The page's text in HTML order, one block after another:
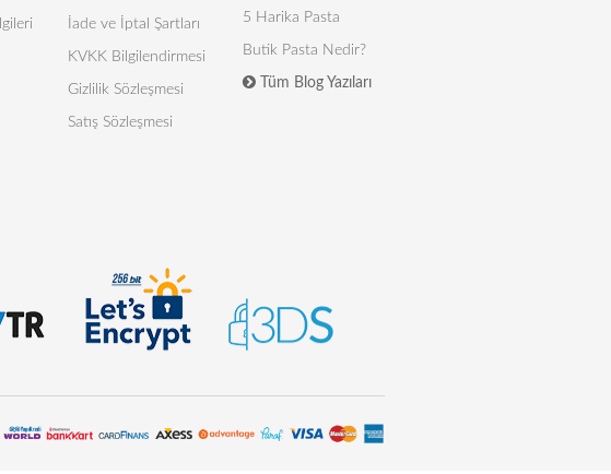
İade ve İptal Şartları
KVKK Bilgilendirmesi
Gizlilik Sözleşmesi
Satış Sözleşmesi
5 Harika Pasta
Butik Pasta Nedir?
Tüm Blog Yazıları